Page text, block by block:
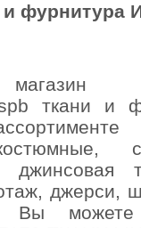
фурнитура
ткани и
джинсовая
джерси,
Вы